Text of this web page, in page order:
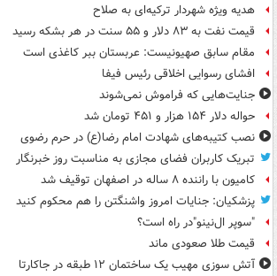
هدیه ویژه شهردار ترکیه‌ای به صلاح
قیمت نفت به ۸۳ دلار و ۵۵ سنت در هر بشکه رسید
مقام سابق صهیونیست: عربستان ببر کاغذی است
افشای رسوایی اخلاقی رئیس فیفا
جنایت‌هایی که فراموش نمی‌شوند
حواله دلار ۱۵۴ هزار و ۴۵۱ تومان شد
نصب کتیبه‌های شهادت امام رضا(ع) در حرم رضوی
تبریک کاربران فضای مجازی به مناسبت روز خبرنگار
کامیون با راننده ۸ ساله در اصفهان توقیف شد
پزشکیان: جنایات امروز واشنگتن را هم محکوم کنید
"سوپر ال‌نینو"در راه است؟
قیمت طلا صعودی ماند
آتش سوزی مهیب یک ساختمان ۱۲ طبقه در جاکارتا